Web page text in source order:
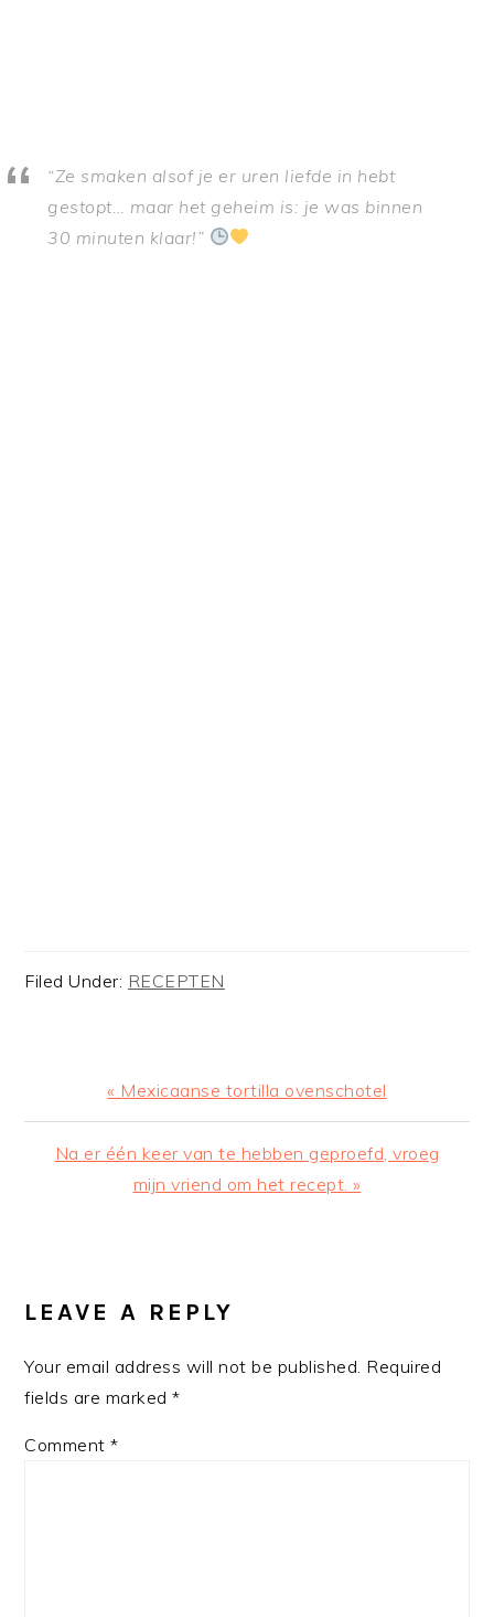
“Ze smaken alsof je er uren liefde in hebt
gestopt… maar het geheim is: je was binnen
30 minuten klaar!”
Filed Under: RECEPTEN
Previous
Post:
« Mexicaanse tortilla ovenschotel
Next
Na er één keer van te hebben geproefd, vroeg
mijn vriend om het recept. »
INTERACTIONS
LEAVE A REPLY
Your email address will not be published. Required
fields are marked*
Comment*